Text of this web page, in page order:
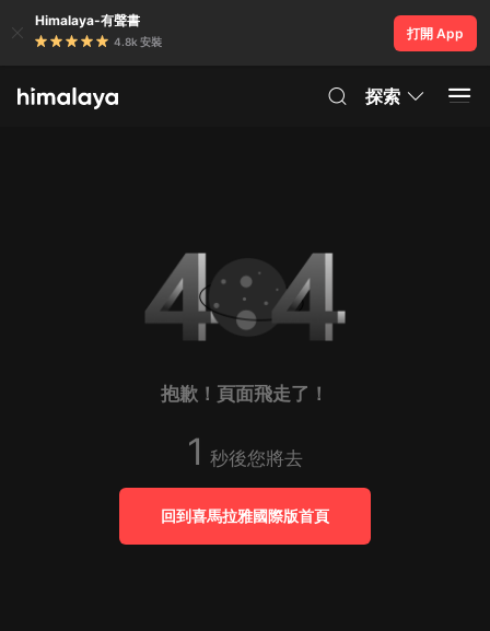
Himalaya-有聲書
4.8k 安裝
打開 App
探索
抱歉！頁面飛走了！
1 秒後您將去
回到喜馬拉雅國際版首頁